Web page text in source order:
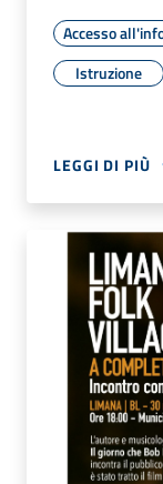
Accesso
Istruzione
LEGGI DI PIÙ